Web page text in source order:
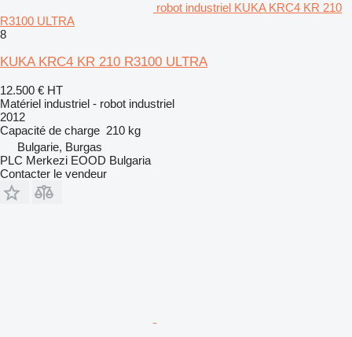
robot industriel KUKA KRC4 KR 210
R3100 ULTRA
8
KUKA KRC4 KR 210 R3100 ULTRA
12.500 € HT
Matériel industriel - robot industriel
2012
Capacité de charge 210 kg
Bulgarie, Burgas
PLC Merkezi EOOD Bulgaria
Contacter le vendeur